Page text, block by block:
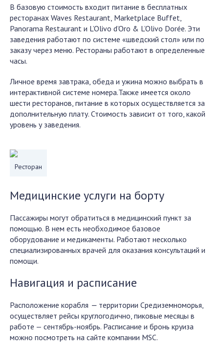
В базовую стоимость входит питание в бесплатных
ресторанах Waves Restaurant, Marketplace Buffet,
Panorama Restaurant и L’Olivo d’Oro & L’Olivo Dorée. Эти
заведения работают по системе «шведский стол» или по
заказу через меню. Рестораны работают в определенные
часы.
Личное время завтрака, обеда и ужина можно выбрать в
интерактивной системе номера.Также имеется около
шести ресторанов, питание в которых осуществляется за
дополнительную плату. Стоимость зависит от того, какой
уровень у заведения.
Ресторан
Медицинские услуги на борту
Пассажиры могут обратиться в медицинский пункт за
помощью. В нем есть необходимое базовое
оборудование и медикаменты. Работают несколько
специализированных врачей для оказания консультаций и
помощи.
Навигация и расписание
Расположение корабля — территории Средиземноморья,
осуществляет рейсы круглогодично, пиковые месяцы в
работе — сентябрь-ноябрь. Расписание и бронь круиза
можно посмотреть на сайте компании MSC.